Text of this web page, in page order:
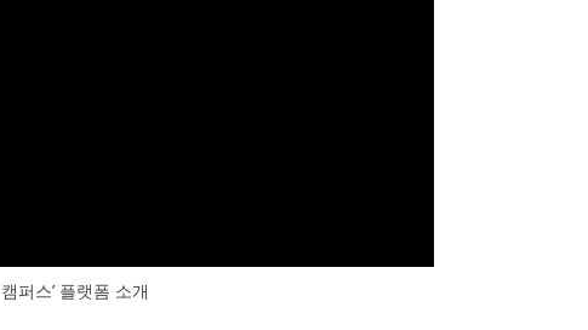
퍼스’ 플랫폼 소개